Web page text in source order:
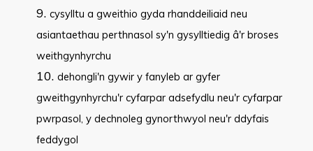
cysylltu a gweithio gyda rhanddeiliaid neu
asiantaethau perthnasol sy'n gysylltiedig â'r broses
weithgynhyrchu
dehongli'n gywir y fanyleb ar gyfer
gweithgynhyrchu'r cyfarpar adsefydlu neu'r cyfarpar
pwrpasol, y dechnoleg gynorthwyol neu'r ddyfais
feddygol